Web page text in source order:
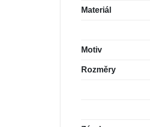
Materiál
Motiv
Rozměry